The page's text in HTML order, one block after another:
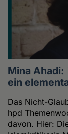
Mina
ein
Das Nicht-
hpd
davon. Hier: